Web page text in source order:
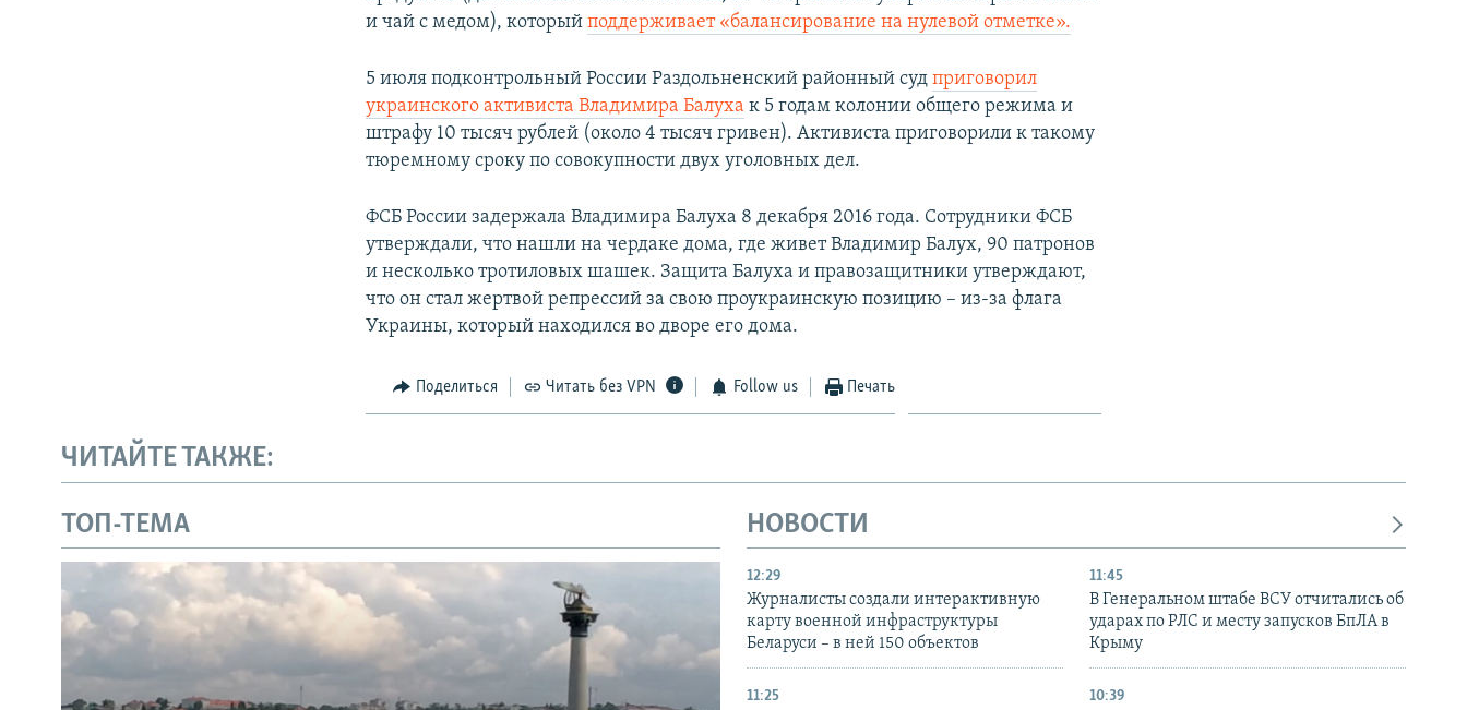
и чай с медом), которыйподдерживает «балансирование на нулевой отметке».
5 июля подконтрольный России Раздольненский районный судприговорил
украинского активиста Владимира Балуха к 5 годам колонии общего режима и
штрафу 10 тысяч рублей (около 4 тысяч гривен). Активиста приговорили к такому
тюремному сроку по совокупности двух уголовных дел.
ФСБ России задержала Владимира Балуха 8 декабря 2016 года. Сотрудники ФСБ
утверждали, что нашли на чердаке дома, где живет Владимир Балух, 90 патронов
и несколько тротиловых шашек. Защита Балуха и правозащитники утверждают,
что он стал жертвой репрессий за свою проукраинскую позицию – из-за флага
Украины, который находился во дворе его дома.
Поделиться Читать без VPN Follow us Печать
ЧИТАЙТЕ ТАКЖЕ:
ТОП-ТЕМА НОВОСТИ
12:29
Журналисты создали интерактивную
карту военной инфраструктуры
Беларуси – в ней 150 объектов
11:45
В Генеральном штабе ВСУ отчитались об
ударах по РЛС и месту запусков БпЛА в
Крыму
11:25 10:39